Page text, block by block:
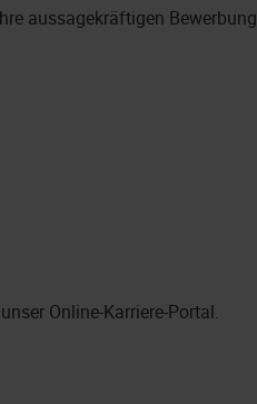
aussagekräftigen
Online-Karriere-Portal.